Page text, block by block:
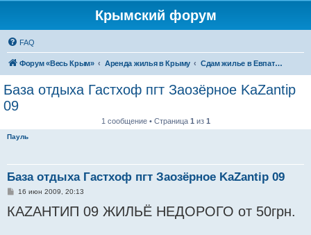
Крымский форум
FAQ
Форум «Весь Крым» Аренда жилья в Крыму Сдам жилье в Евпатории, Саках
База отдыха Гастхоф пгт Заозёрное KaZantip
09
1 сообщение • Страница 1 из 1
Пауль
База отдыха Гастхоф пгт Заозёрное KaZantip 09
С
о
б
16 июн 2009, 20:13
КАZАНТИП 09 ЖИЛЬЁ НЕДОРОГО от 50грн.